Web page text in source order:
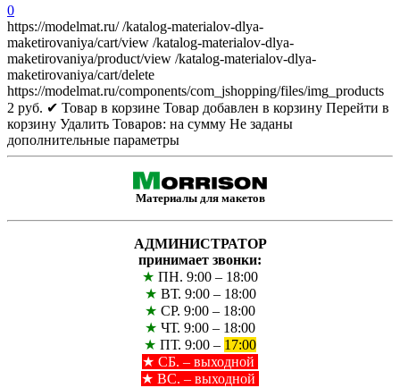
0
https://modelmat.ru/ /katalog-materialov-dlya-
maketirovaniya/cart/view /katalog-materialov-dlya-
maketirovaniya/product/view /katalog-materialov-dlya-
maketirovaniya/cart/delete
https://modelmat.ru/components/com_jshopping/files/img_products
2 руб. ✔ Товар в корзине Товар добавлен в корзину Перейти в
корзину Удалить Товаров: на сумму Не заданы
дополнительные параметры
Материалы для макетов
АДМИНИСТРАТОР
принимает звонки:
★ ПН. 9:00 – 18:00
★ ВТ. 9:00 – 18:00
★ СР. 9:00 – 18:00
★ ЧТ. 9:00 – 18:00
★ ПТ. 9:00 – 17:00
★ СБ. – выходной
★ ВС. – выходной